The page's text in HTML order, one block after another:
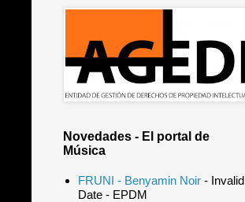
Novedades - El portal de
Música
FRUNI - Benyamin Noir- Invalid
Date- EPDM